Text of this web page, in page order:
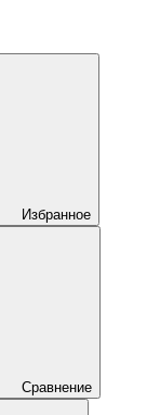
Избранное
Сравнение